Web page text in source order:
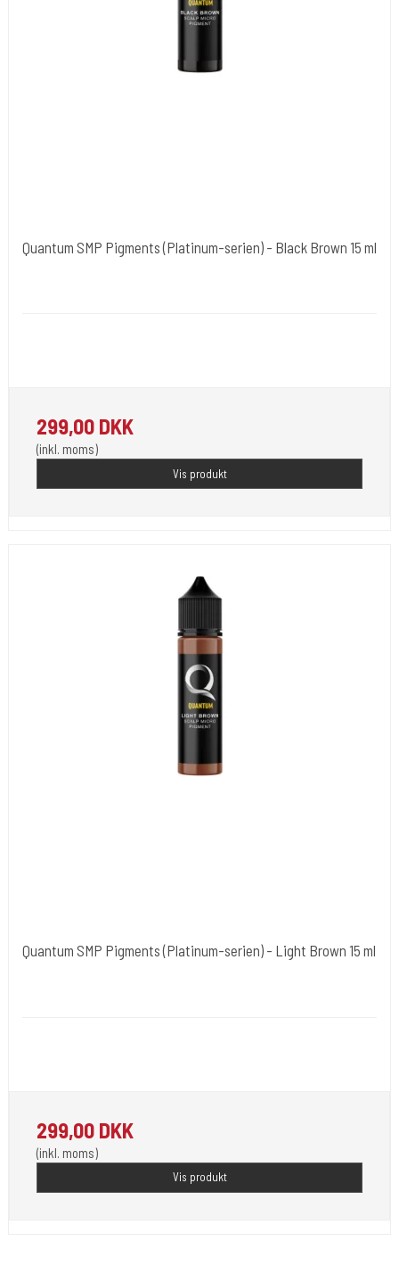
Quantum SMP Pigments (Platinum-serien) - Black Brown 15 ml
299,00 DKK
(inkl. moms)
Vis produkt
Quantum SMP Pigments (Platinum-serien) - Light Brown 15 ml
299,00 DKK
(inkl. moms)
Vis produkt